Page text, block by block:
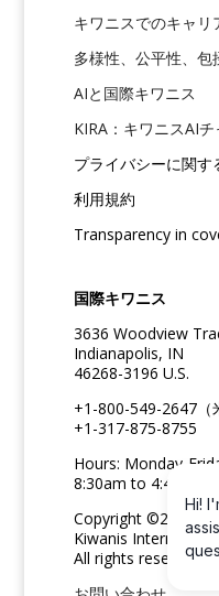
キワニスでのキャリ
多様性、公平性、包
AIと国際キワニス
KIRA：キワニスAI
プライバシーに関す
利用規約
Transparency in
国際キワニス
3636 Woodview
Indianapolis, IN
46268-3196 U.S.
+1-800-549-2647（
+1-317-875-8755
Hours: Monday-
8:30am to 4:45pm ET
Copyright ©2026
Kiwanis
All rights reserved